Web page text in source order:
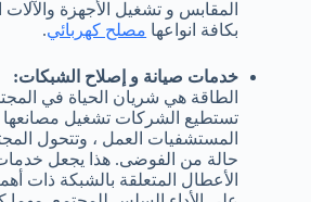
المقابس و تشغيل الأجهزة والآلات
بكافة انواعها مصلح كهربائي.
خدمات صيانة و إصلاح الشبكات:
الطاقة هي شريان الحياة في
تستطيع الشركات تشغيل مصانعها
المستشفيات العمل ، وتتحول
حالة من الفوضى. هذا يجعل
الأعطال المتعلقة بالشبكة ذات